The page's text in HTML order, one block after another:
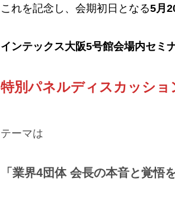
これを記念し、会期初日となる5月
インテックス大阪5号館会場内セミ
特別パネルディスカッショ
テーマは
「業界4団体 会長の本音と覚悟